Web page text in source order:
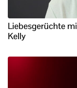
Liebesgerüchte
Kelly